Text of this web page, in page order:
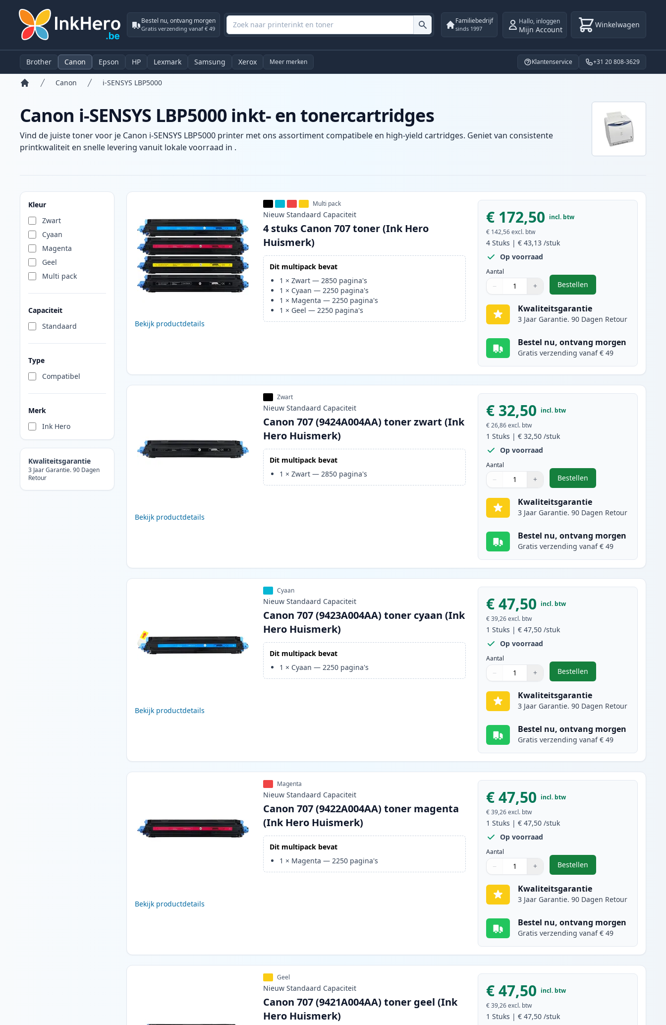
Bestel nu, ontvang morgen
Gratis verzending vanaf € 49
Familiebedrijf
sinds 1997
Hallo, inloggen
Mijn Account Winkelwagen
Brother Canon Epson HP Lexmark Samsung Xerox Meer merken Klantenservice +31 20 808-3629
Canon i-SENSYS LBP5000
Canon i-SENSYS LBP5000 inkt- en tonercartridges
Vind de juiste toner voor je Canon i-SENSYS LBP5000 printer met ons assortiment compatibele en high-yield cartridges. Geniet van consistente
printkwaliteit en snelle levering vanuit lokale voorraad in .
Kleur
Zwart
Cyaan
Magenta
Geel
Multi pack
Capaciteit
Standaard
Type
Compatibel
Merk
Ink Hero
Kwaliteitsgarantie
3 Jaar Garantie. 90 Dagen
Retour
Producten
Bekijk productdetails
Multi pack
Nieuw Standaard Capaciteit
4 stuks Canon 707 toner (Ink Hero
Huismerk)
Dit multipack bevat
1 ×Zwart —2850 pagina's
1 × Cyaan —2250 pagina's
1 × Magenta —2250 pagina's
1 × Geel —2250 pagina's
€ 172,50 incl. btw
€ 142,56 excl. btw
4 Stuks |€ 43,13 /stuk
Op voorraad
Aantal
Aantal
Gebruik de knoppen om aan te passen
− +
Aantal 1
Bestellen
,4 stuks Canon 707 toner
Kwaliteitsgarantie
3 Jaar Garantie. 90 Dagen Retour
Bestel nu, ontvang morgen
Gratis verzending vanaf € 49
Bekijk productdetails
Zwart
Nieuw Standaard Capaciteit
Canon 707 (9424A004AA) toner zwart (Ink
Hero Huismerk)
Dit multipack bevat
1 ×Zwart —2850 pagina's
€ 32,50 incl. btw
€ 26,86 excl. btw
1 Stuks |€ 32,50 /stuk
Op voorraad
Aantal
Aantal
Gebruik de knoppen om aan te passen
− +
Aantal 1
Bestellen
,Canon 707 (9424A004AA)
Kwaliteitsgarantie
3 Jaar Garantie. 90 Dagen Retour
Bestel nu, ontvang morgen
Gratis verzending vanaf € 49
Bekijk productdetails
Cyaan
Nieuw Standaard Capaciteit
Canon 707 (9423A004AA) toner cyaan (Ink
Hero Huismerk)
Dit multipack bevat
1 × Cyaan —2250 pagina's
€ 47,50 incl. btw
€ 39,26 excl. btw
1 Stuks |€ 47,50 /stuk
Op voorraad
Aantal
Aantal
Gebruik de knoppen om aan te passen
− +
Aantal 1
Bestellen
,Canon 707 (9423A004AA)
Kwaliteitsgarantie
3 Jaar Garantie. 90 Dagen Retour
Bestel nu, ontvang morgen
Gratis verzending vanaf € 49
Bekijk productdetails
Magenta
Nieuw Standaard Capaciteit
Canon 707 (9422A004AA) toner magenta
(Ink Hero Huismerk)
Dit multipack bevat
1 × Magenta —2250 pagina's
€ 47,50 incl. btw
€ 39,26 excl. btw
1 Stuks |€ 47,50 /stuk
Op voorraad
Aantal
Aantal
Gebruik de knoppen om aan te passen
− +
Aantal 1
Bestellen
,Canon 707 (9422A004AA)
Kwaliteitsgarantie
3 Jaar Garantie. 90 Dagen Retour
Bestel nu, ontvang morgen
Gratis verzending vanaf € 49
Geel
Nieuw Standaard Capaciteit
Canon 707 (9421A004AA) toner geel (Ink
Hero Huismerk)
€ 47,50 incl. btw
€ 39,26 excl. btw
1 Stuks |€ 47,50 /stuk